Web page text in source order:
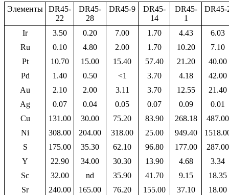
Элементы
DR45-
22
DR45-
28
DR45-9
DR45-
14
DR45-
1
DR45-
Ir 3.50 0.20 7.00 1.70 4.43
6.03
Ru
0.10 4.80 2.00 1.70 10.20
7.10
Pt
10.70 15.00 15.40 57.40 21.20
40.00
Pd
1.40 0.50 <1 3.70 4.18
42.00
Au
2.10 2.00 3.11 3.70 12.55
21.40
Ag
0.07 0.04 0.05 0.07 0.09
0.01
Cu
131.00 30.00 75.20 83.90 268.18
487.00
Ni
308.00 204.00 318.00 25.00 949.40
S
175.00 35.30 62.10 96.80 177.00
287.00
Y
22.90 34.00 30.30 13.90 4.68
3.34
Sc
32.00 nd 35.90 41.70 9.15
18.35
Sr
240.00 165.00 76.20 155.00 37.10
18.00